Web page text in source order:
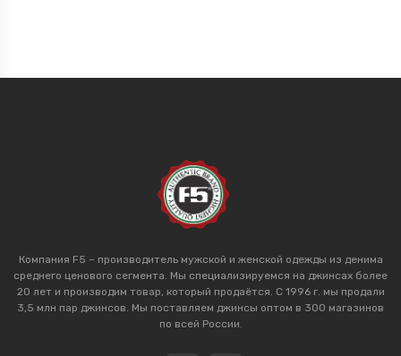
Компания F5 – производитель мужской и женской одежды из денима
среднего ценового сегмента. Мы специализируемся на джинсах более
20 лет и производим товар, который продаётся. С 1996 г. мы продали
3,5 млн пар джинсов. Мы поставляем джинсы оптом в 300 магазинов
по всей России.